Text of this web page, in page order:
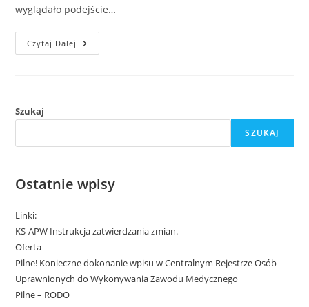
wyglądało podejście…
Czytaj Dalej
Szukaj
SZUKAJ
Ostatnie wpisy
Linki:
KS-APW Instrukcja zatwierdzania zmian.
Oferta
Pilne! Konieczne dokonanie wpisu w Centralnym Rejestrze Osób
Uprawnionych do Wykonywania Zawodu Medycznego
Pilne – RODO